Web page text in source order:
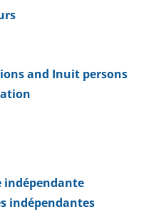
and Inuit persons
indépendante
indépendantes